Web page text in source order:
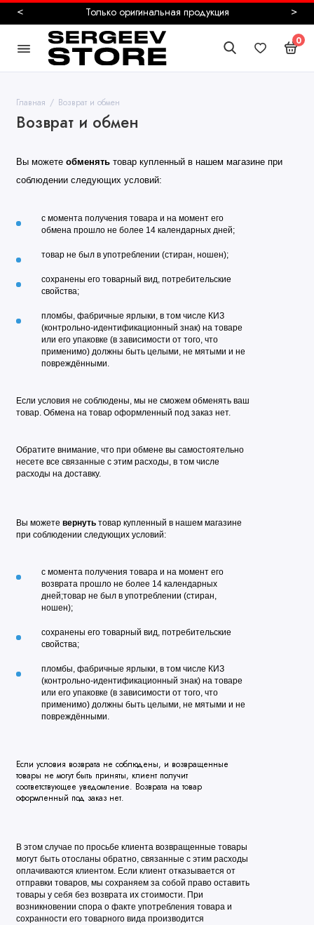
Безопасная и быстрая
< >
0
Главная Возврат и обмен
Возврат и обмен
Вы можете обменятьтовар купленный в нашем магазине при
соблюдении следующих условий:
с момента получения товара и на момент его
обмена прошло не более 14 календарных дней;
товар не был в употреблении (стиран, ношен);
сохранены его товарный вид, потребительские
свойства;
пломбы, фабричные ярлыки, в том числе КИЗ
(контрольно-идентификационный знак) на товаре
или его упаковке (в зависимости от того, что
применимо) должны быть целыми, не мятыми и не
повреждёнными.
Если условия не соблюдены, мы не сможем обменять ваш
товар. Обмена на товар оформленный под заказ нет.
Обратите внимание, что при обмене вы самостоятельно
несете все связанные с этим расходы, в том числе
расходы на доставку.
Вы можете вернутьтовар купленный в нашем магазине
при соблюдении следующих условий:
с момента получения товара и на момент его
возврата прошло не более 14 календарных
дней;товар не был в употреблении (стиран,
ношен);
сохранены его товарный вид, потребительские
свойства;
пломбы, фабричные ярлыки, в том числе КИЗ
(контрольно-идентификационный знак) на товаре
или его упаковке (в зависимости от того, что
применимо) должны быть целыми, не мятыми и не
повреждёнными.
Если условия возврата не соблюдены, и возвращенные
товары не могут быть приняты, клиент получит
соответствующее уведомление. Возврата на товар
оформленный под заказ нет.
В этом случае по просьбе клиента возвращенные товары
могут быть отосланы обратно, связанные с этим расходы
оплачиваются клиентом. Если клиент отказывается от
отправки товаров, мы сохраняем за собой право оставить
товары у себя без возврата их стоимости. При
возникновении спора о факте употребления товара и
сохранности его товарного вида производится